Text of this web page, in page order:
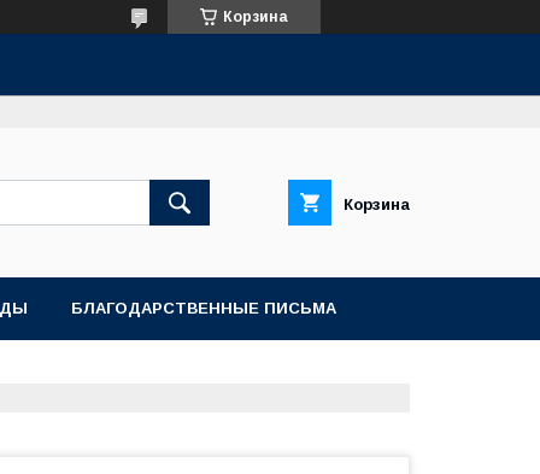
Корзина
Корзина
БЛАГОДАРСТВЕННЫЕ ПИСЬМА